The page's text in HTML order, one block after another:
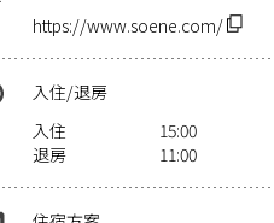
https://www.soene.com/
入住/退房
入住
15:00
退房
11:00